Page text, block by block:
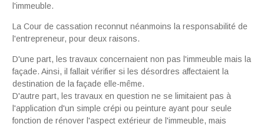
l'immeuble.
La Cour de cassation reconnut néanmoins la responsabilité de
l'entrepreneur, pour deux raisons.
D'une part, les travaux concernaient non pas l'immeuble mais la
façade. Ainsi, il fallait vérifier si les désordres affectaient la
destination de la façade elle-même.
D'autre part, les travaux en question ne se limitaient pas à
l'application d'un simple crépi ou peinture ayant pour seule
fonction de rénover l'aspect extérieur de l'immeuble, mais